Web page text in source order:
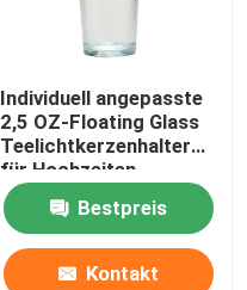
Individuell angepasste
2,5 OZ-Floating Glass
Teelichtkerzenhalter
für Hochzeiten
Bestpreis
Kontakt